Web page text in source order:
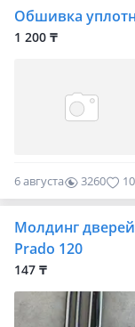
Обшивка
1 200 ₸
6 августа 3260
Молдинг дверей
Prado 120
147 ₸